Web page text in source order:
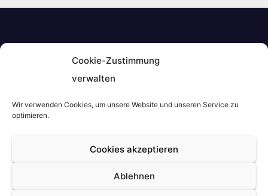
Cookie-Zustimmung
verwalten
Wir verwenden Cookies, um unsere Website und unseren Service zu
optimieren.
Cookies akzeptieren
Ablehnen
Mainfrankenkurier
Themeansar
Barrierefreiheitserklärung